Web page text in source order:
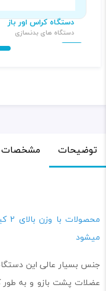
دستگاه کراس اور باز
دستگاه های بدنسازی
توضیحات مشخصات
میشود
جنس بسیار عالی این
عضلات پشت بازو و به طور